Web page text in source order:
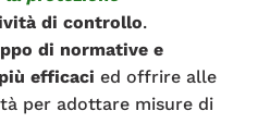
di controllo.
di normative e
efficaci ed offrire alle
per adottare misure di